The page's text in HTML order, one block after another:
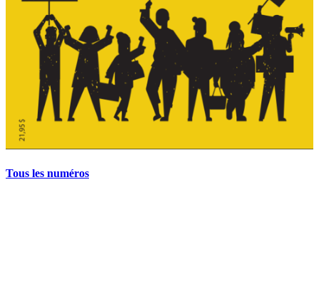
Tous les numéros